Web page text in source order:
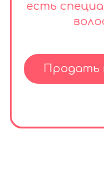
есть
Продать